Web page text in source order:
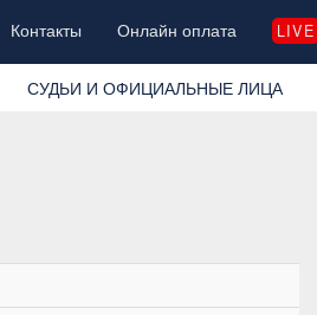
Контакты Онлайн оплата LIVE
СУДЬИ И ОФИЦИАЛЬНЫЕ ЛИЦА